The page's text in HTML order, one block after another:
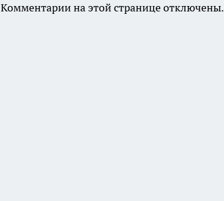
Комментарии на этой странице отключены.